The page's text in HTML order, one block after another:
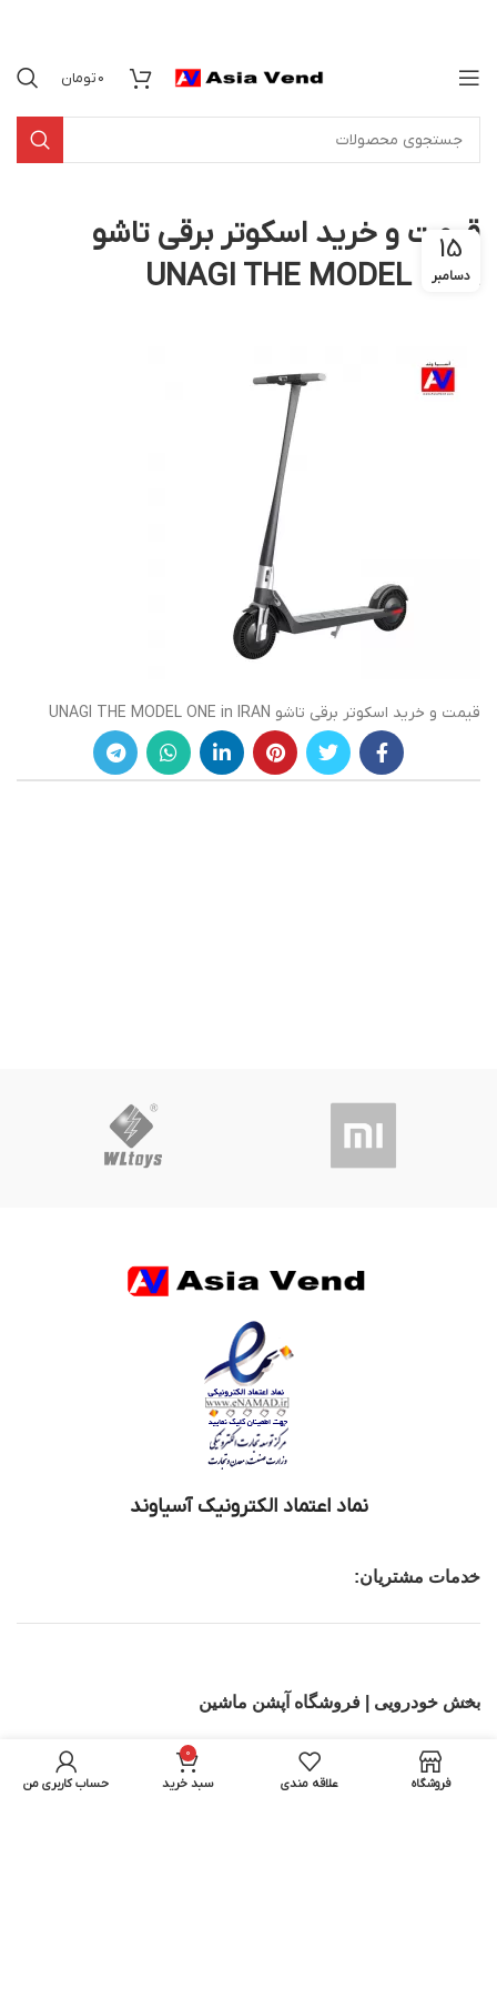
0تومان
قیمت و خرید اسکوتر برقی تاشو
UNAGI THE MODEL ONE
15
دسامبر
قیمت و خرید اسکوتر برقی تاشو UNAGI THE MODEL ONE in IRAN
نماد اعتماد الکترونیک آسیاوند
خدمات مشتریان:
بخش خودرویی | فروشگاه آپشن ماشین
تجهیزات IT
فروشگاه علاقه مندی
0
سبد خرید حساب کاربری من